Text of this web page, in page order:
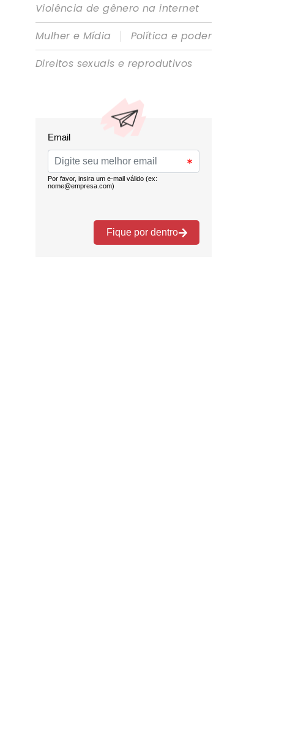
Violência de gênero na internet
Mulher e Mídia
|
Política e poder
Direitos sexuais e reprodutivos